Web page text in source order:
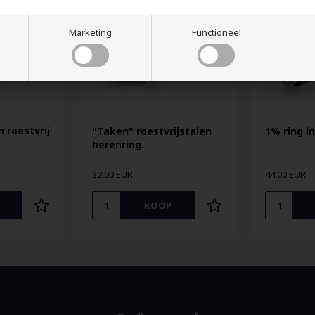
Marketing Functioneel
roestvrij
"Taken" roestvrijstalen
herenring.
32,00 EUR
1% ring
44,00 EUR